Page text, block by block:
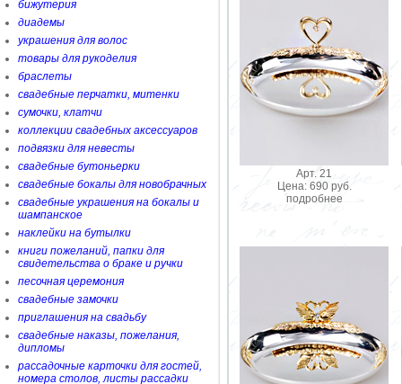
бижутерия
диадемы
украшения для волос
товары для рукоделия
браслеты
свадебные перчатки, митенки
сумочки, клатчи
коллекции свадебных аксессуаров
подвязки для невесты
свадебные бутоньерки
свадебные бокалы для новобрачных
свадебные украшения на бокалы и
шампанское
наклейки на бутылки
книги пожеланий, папки для
свидетельства о браке и ручки
песочная церемония
свадебные замочки
приглашения на свадьбу
свадебные наказы, пожелания,
дипломы
рассадочные карточки для гостей,
номера столов, листы рассадки
Арт. 21
Цена: 690 руб.
подробнее